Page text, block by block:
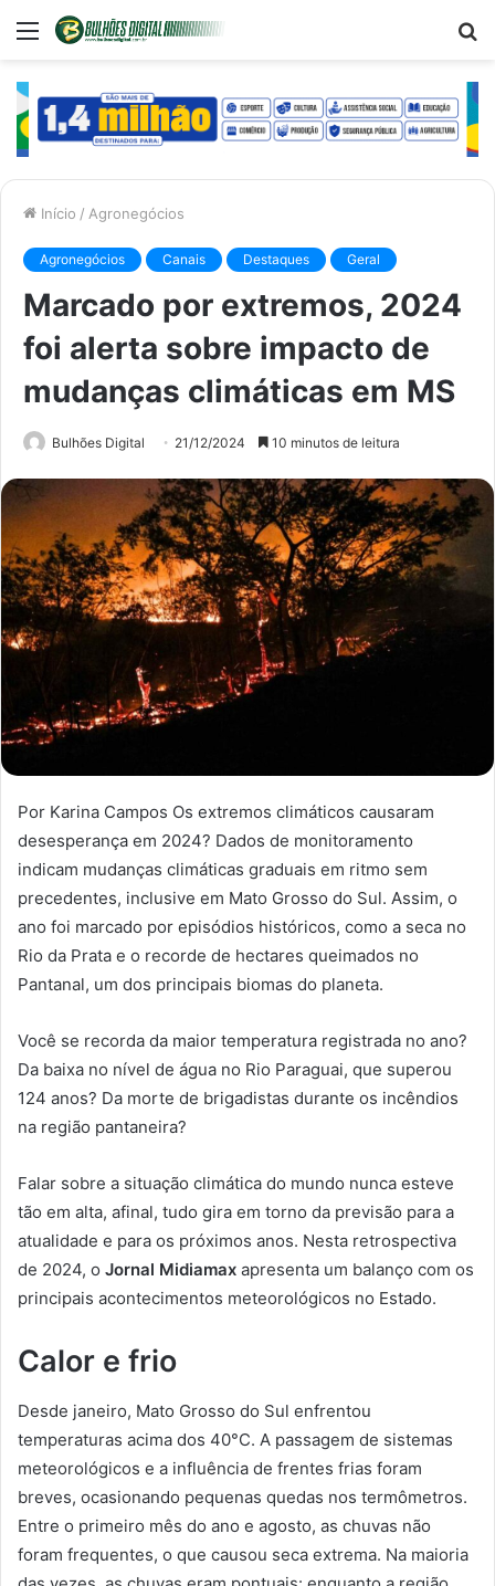
Menu
Início / Agronegócios
Agronegócios Canais Destaques Geral
Marcado por extremos, 2024
foi alerta sobre impacto de
mudanças climáticas em MS
Bulhões Digital 21/12/2024 10 minutos de leitura
Por Karina Campos Os extremos climáticos causaram
desesperança em 2024? Dados de monitoramento
indicam mudanças climáticas graduais em ritmo sem
precedentes, inclusive em Mato Grosso do Sul. Assim, o
ano foi marcado por episódios históricos, como a seca no
Rio da Prata e o recorde de hectares queimados no
Pantanal, um dos principais biomas do planeta.
Você se recorda da maior temperatura registrada no ano?
Da baixa no nível de água no Rio Paraguai, que superou
124 anos? Da morte de brigadistas durante os incêndios
na região pantaneira?
Falar sobre a situação climática do mundo nunca esteve
tão em alta, afinal, tudo gira em torno da previsão para a
atualidade e para os próximos anos. Nesta retrospectiva
de 2024, o Jornal Midiamax apresenta um balanço com os
principais acontecimentos meteorológicos no Estado.
Calor e frio
Desde janeiro, Mato Grosso do Sul enfrentou
temperaturas acima dos 40°C. A passagem de sistemas
meteorológicos e a influência de frentes frias foram
breves, ocasionando pequenas quedas nos termômetros.
Entre o primeiro mês do ano e agosto, as chuvas não
foram frequentes, o que causou seca extrema. Na maioria